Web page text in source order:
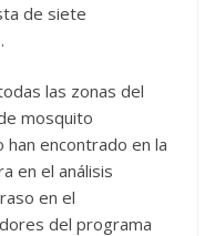
de siete
las zonas del
mosquito
han encontrado en la
en el análisis
en el
del programa